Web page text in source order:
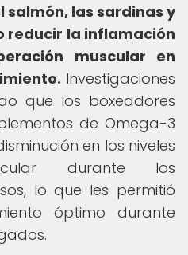
salmón, las sardinas y
reducir la inflamación
muscular en
Investigaciones
que los boxeadores
de Omega-3
en los niveles
durante los
lo que les permitió
óptimo durante